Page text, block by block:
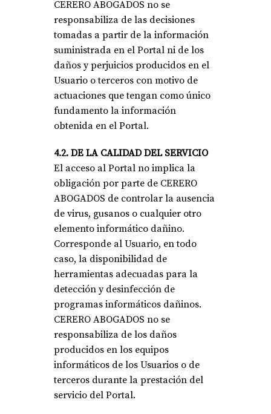
CERERO ABOGADOS no se
responsabiliza de las decisiones
tomadas a partir de la información
suministrada en el Portal ni de los
daños y perjuicios producidos en el
Usuario o terceros con motivo de
actuaciones que tengan como único
fundamento la información
obtenida en el Portal.
4.2. DE LA CALIDAD DEL SERVICIO
El acceso al Portal no implica la
obligación por parte de CERERO
ABOGADOS de controlar la ausencia
de virus, gusanos o cualquier otro
elemento informático dañino.
Corresponde al Usuario, en todo
caso, la disponibilidad de
herramientas adecuadas para la
detección y desinfección de
programas informáticos dañinos.
CERERO ABOGADOS no se
responsabiliza de los daños
producidos en los equipos
informáticos de los Usuarios o de
terceros durante la prestación del
servicio del Portal.